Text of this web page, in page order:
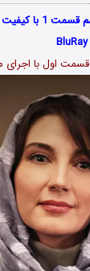
BluRay